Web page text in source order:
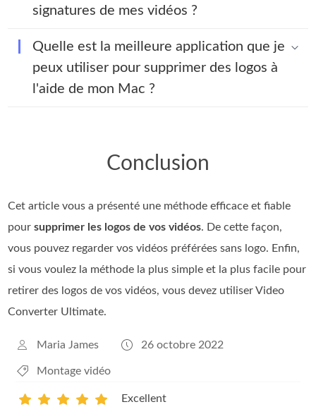
signatures de mes vidéos ?
Quelle est la meilleure application que je
peux utiliser pour supprimer des logos à
l'aide de mon Mac ?
Conclusion
Cet article vous a présenté une méthode efficace et fiable
poursupprimer les logos de vos vidéos. De cette façon,
vous pouvez regarder vos vidéos préférées sans logo. Enfin,
si vous voulez la méthode la plus simple et la plus facile pour
retirer des logos de vos vidéos, vous devez utiliser Video
Converter Ultimate.
Maria James 26 octobre 2022
Montage vidéo
Excellent